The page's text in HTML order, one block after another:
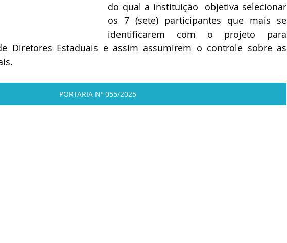
do qual a instituição  objetiva selecionar
os 7 (sete) participantes que mais se
identificarem com o projeto para
Diretores Estaduais e assim assumirem o controle sobre as
PORTARIA Nº 055/2025